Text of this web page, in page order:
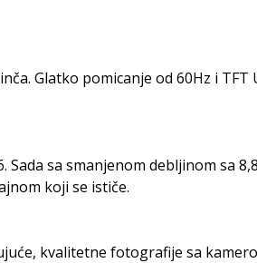
Glatko pomicanje od 60Hz i
sa smanjenom debljinom sa
koji se ističe.
kvalitetne fotografije sa